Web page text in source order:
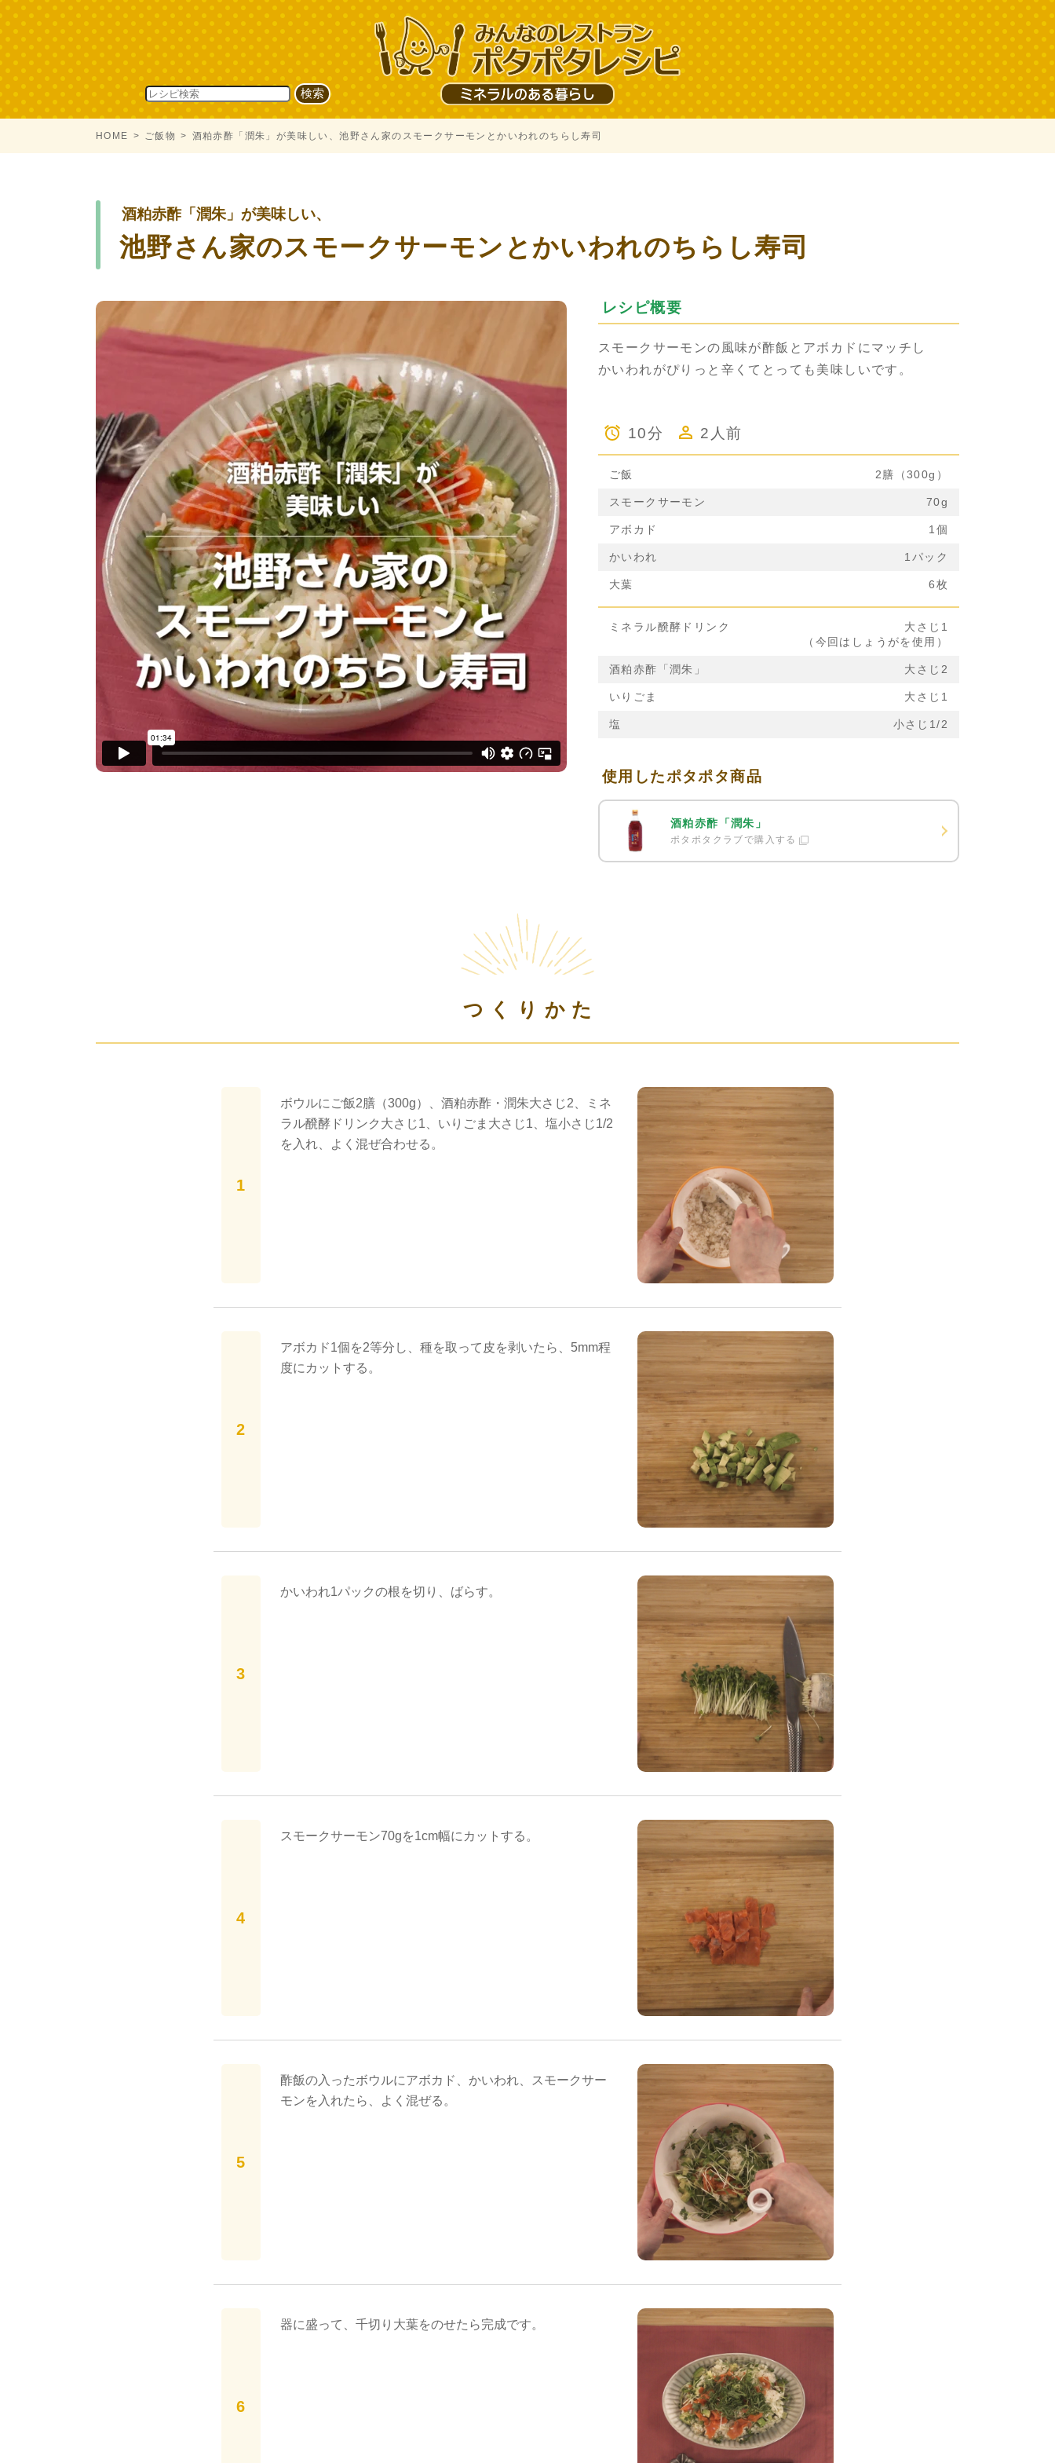
HOME ご飯物 酒粕赤酢「潤朱」が美味しい、池野さん家のスモークサーモンとかいわれのちらし寿司
酒粕赤酢「潤朱」が美味しい、
池野さん家のスモークサーモンとかいわれのちらし寿司
レシピ概要
スモークサーモンの風味が酢飯とアボカドにマッチし
かいわれがぴりっと辛くてとっても美味しいです。
10分 2人前
ご飯 2膳（300g）
スモークサーモン 70g
アボカド 1個
かいわれ 1パック
大葉 6枚
ミネラル醗酵ドリンク
大さじ1
（今回はしょうがを使用）
酒粕赤酢「潤朱」 大さじ2
いりごま 大さじ1
塩 小さじ1/2
使用したポタポタ商品
酒粕赤酢「潤朱」
ポタポタクラブで購入する
つくりかた
ボウルにご飯2膳（300g）、酒粕赤酢・潤朱大さじ2、ミネ
ラル醗酵ドリンク大さじ1、いりごま大さじ1、塩小さじ1/2
を入れ、よく混ぜ合わせる。
アボカド1個を2等分し、種を取って皮を剥いたら、5mm程
度にカットする。
かいわれ1パックの根を切り、ばらす。
スモークサーモン70gを1cm幅にカットする。
酢飯の入ったボウルにアボカド、かいわれ、スモークサー
モンを入れたら、よく混ぜる。
器に盛って、千切り大葉をのせたら完成です。